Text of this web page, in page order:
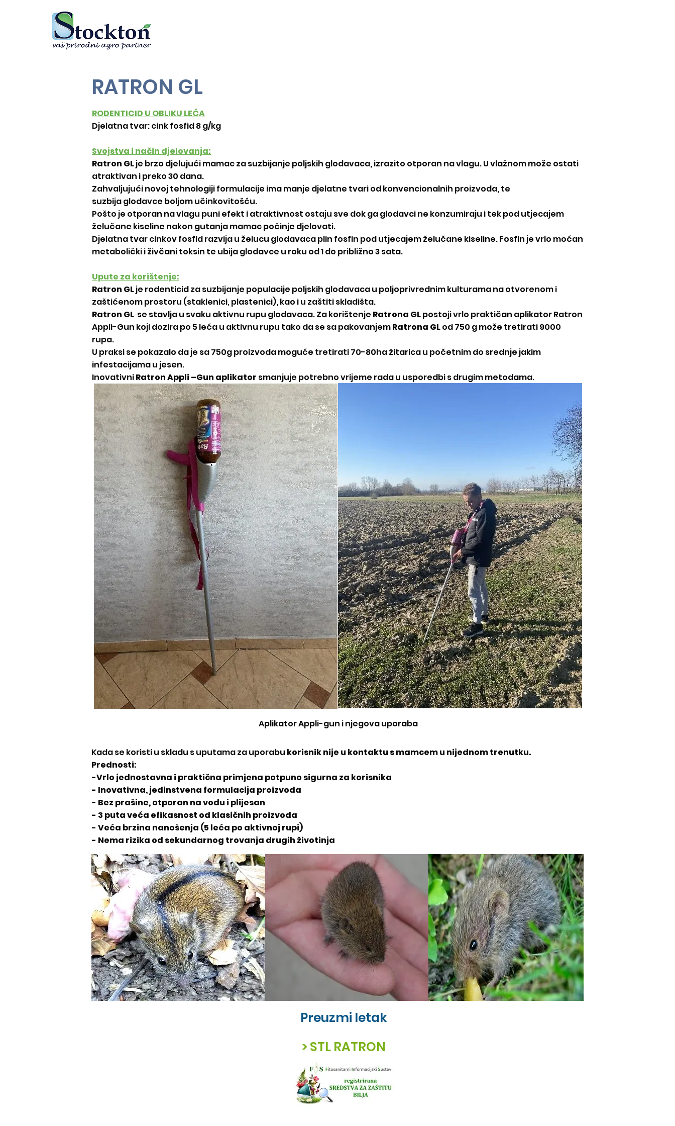
RATRON GL
RODENTICID U OBLIKU LEĆA
Djelatna tvar: cink fosfid 8 g/kg
Svojstva i način djelovanja:
Ratron GLje brzo djelujući mamac za suzbijanje poljskih glodavaca, izrazito otporan na vlagu. U vlažnom može ostati
atraktivan i preko 30 dana.
Zahvaljujući novoj tehnologiji formulacije ima manje djelatne tvari od konvencionalnih proizvoda, te
suzbija glodavce boljom učinkovitošću.
Pošto je otporan na vlagu puni efekt i atraktivnost ostaju sve dok ga glodavci ne konzumiraju i tek pod utjecajem
želučane kiseline nakon gutanja mamac počinje djelovati.
Djelatna tvar cinkov fosfid razvija u želucu glodavaca plin fosfin pod utjecajem želučane kiseline. Fosfin je vrlo moćan
metabolički i živčani toksin te ubija glodavce u roku od 1 do približno 3 sata.
Upute za korištenje:
Ratron GLje rodenticid za suzbijanje populacije poljskih glodavaca u poljoprivrednim kulturama na otvorenom i
zaštićenom prostoru (staklenici, plastenici), kao i u zaštiti skladišta.
Ratron GL se stavlja u svaku aktivnu rupu glodavaca. Za korištenje Ratrona GLpostoji vrlo praktičan aplikator Ratron
Appli-Gun koji dozira po 5 leća u aktivnu rupu tako da se sa pakovanjemRatrona GLod 750 g može tretirati 9000
rupa.
U praksi se pokazalo da je sa 750g proizvoda moguće tretirati 70-80ha žitarica u početnim do srednje jakim
infestacijama u jesen.
InovativniRatron Appli –Gun aplikator smanjuje potrebno vrijeme rada u usporedbi s drugim metodama.
Aplikator Appli-gun i njegova uporaba
Kada se koristi u skladu s uputama za uporabu korisnik nije u kontaktu s mamcem u nijednom trenutku.
Prednosti:
-Vrlo jednostavna i praktična primjena potpuno sigurna za korisnika
- Inovativna, jedinstvena formulacija proizvoda
- Bez prašine, otporan na vodu i plijesan
- 3 puta veća efikasnost od klasičnih proizvoda
- Veća brzina nanošenja (5 leća po aktivnoj rupi)
- Nema rizika od sekundarnog trovanja drugih životinja
Preuzmi letak
> STL RATRON